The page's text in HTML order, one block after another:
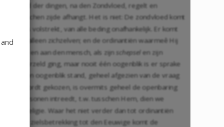
der dingen, na den Zondvloed, regelt en
's menschen zijde afhangt. Het is niet: De zondvloed komt
is volstrekt, van alle beding onafhankelijk. Er komt
alleen zichzelven; en de ordinantiën waarmeê Hij
instelt en aan den mensch, als zijn schepsel en zijn
verzeld ging, maar nooit één oogenblik is er sprake
dezen oogenblik stand, geheel afgezien van de vraag
wordt gekozen, is overmits geheel de openbaring
personen intreedt, t.w. tusschen Hem, dien we
der Religie. Waar het niet verder dan tot ordinantiën
van een zielsbetrekking tot den Eeuwige komt de